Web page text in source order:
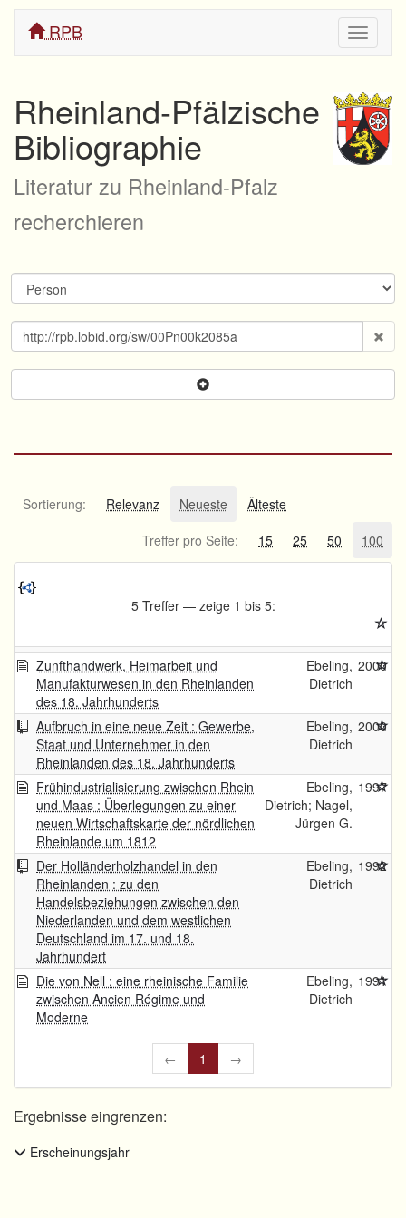
ein/
RPB
Rheinland-Pfälzische
Bibliographie
Literatur zu Rheinland-Pfalz
recherchieren
Sortierung: Relevanz Neueste
Älteste
Treffer pro Seite:
15 25 50 100
5 Treffer — zeige 1 bis 5:
Zunfthandwerk, Heimarbeit und
Manufakturwesen in den Rheinlanden
des 18. Jahrhunderts
Ebeling,
Dietrich
2000
Aufbruch in eine neue Zeit : Gewerbe,
Staat und Unternehmer in den
Rheinlanden des 18. Jahrhunderts
Ebeling,
Dietrich
2000
Frühindustrialisierung zwischen Rhein
und Maas : Überlegungen zu einer
neuen Wirtschaftskarte der nördlichen
Rheinlande um 1812
Ebeling,
Dietrich; Nagel,
Jürgen G.
1997
Der Holländerholzhandel in den
Rheinlanden : zu den
Handelsbeziehungen zwischen den
Niederlanden und dem westlichen
Deutschland im 17. und 18.
Jahrhundert
Ebeling,
Dietrich
1992
Die von Nell : eine rheinische Familie
zwischen Ancien Régime und
Moderne
Ebeling,
Dietrich
1991
← 1 →
Ergebnisse eingrenzen:
Erscheinungsjahr